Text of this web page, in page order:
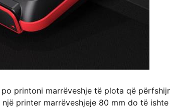
printoni marrëveshje të plota që
printer marrëveshjeje 80 mm do të